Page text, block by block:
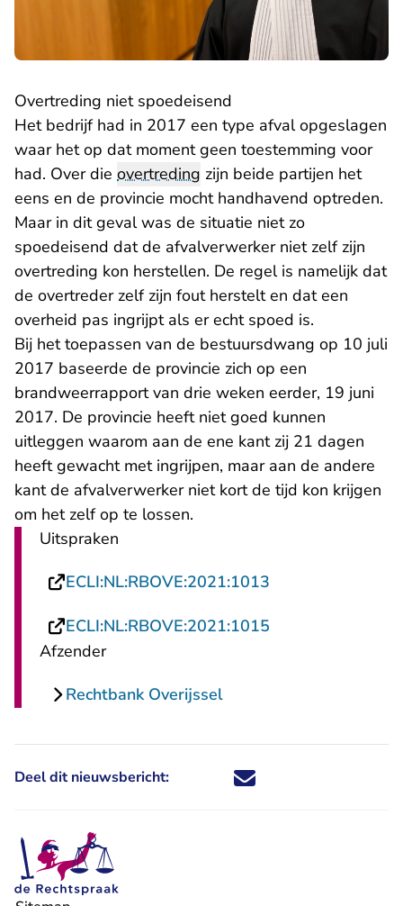
Overtreding niet spoedeisend
Het bedrijf had in 2017 een type afval opgeslagen
waar het op dat moment geen toestemming voor
had. Over die overtreding zijn beide partijen het
eens en de provincie mocht handhavend optreden.
Maar in dit geval was de situatie niet zo
spoedeisend dat de afvalverwerker niet zelf zijn
overtreding kon herstellen. De regel is namelijk dat
de overtreder zelf zijn fout herstelt en dat een
overheid pas ingrijpt als er echt spoed is.
Bij het toepassen van de bestuursdwang op 10 juli
2017 baseerde de provincie zich op een
brandweerrapport van drie weken eerder, 19 juni
2017. De provincie heeft niet goed kunnen
uitleggen waarom aan de ene kant zij 21 dagen
heeft gewacht met ingrijpen, maar aan de andere
kant de afvalverwerker niet kort de tijd kon krijgen
om het zelf op te lossen.
Uitspraken
ECLI:NL:RBOVE:2021:1013
ECLI:NL:RBOVE:2021:1015
Afzender
Rechtbank Overijssel
Deel dit nieuwsbericht: Deel dit nieuwsbericht via X -
Deel dit nieuwsbericht via
Deel dit nieuwsbericht
Deel dit